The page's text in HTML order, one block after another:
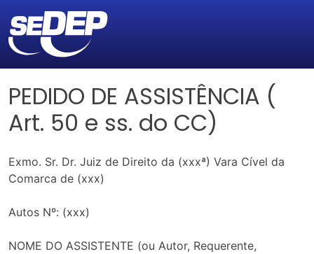
PEDIDO DE ASSISTÊNCIA (
Art. 50 e ss. do CC)
Exmo. Sr. Dr. Juiz de Direito da (xxxª) Vara Cível da
Comarca de (xxx)
Autos Nº: (xxx)
NOME DO ASSISTENTE (ou Autor, Requerente,